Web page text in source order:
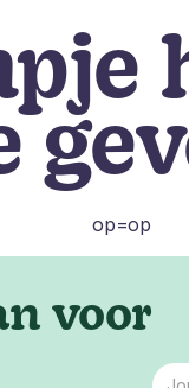
op=op
voor